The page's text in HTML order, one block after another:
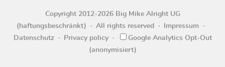
Copyright 2012-2026 Big Mike Alright UG
(haftungsbeschränkt)
All rights reserved
Impressum
Datenschutz
Privacy policy
Google Analytics Opt-Out
(anonymisiert)